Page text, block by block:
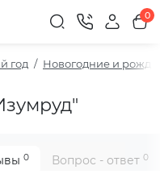
0
год Новогодние и
0 Вопрос - ответ 0